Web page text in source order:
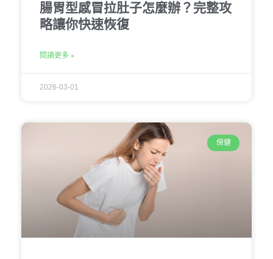
腸胃型感冒拉肚子怎麼辦？完整攻
略讓你快速恢復
閱讀更多 »
2026-03-01
保健